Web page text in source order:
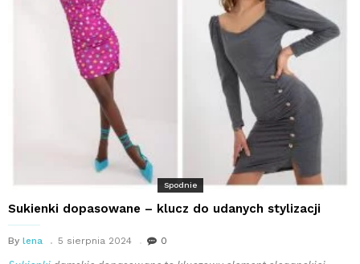
Spodnie
Sukienki dopasowane – klucz do udanych stylizacji
By lena 5 sierpnia 2024 0